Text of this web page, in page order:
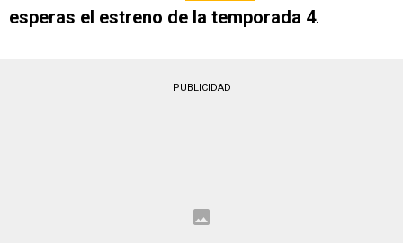
esperas el estreno de la temporada 4.
PUBLICIDAD